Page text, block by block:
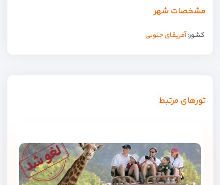
مشخصات شهر
کشور:آفریقای جنوبی
تورهای مرتبط